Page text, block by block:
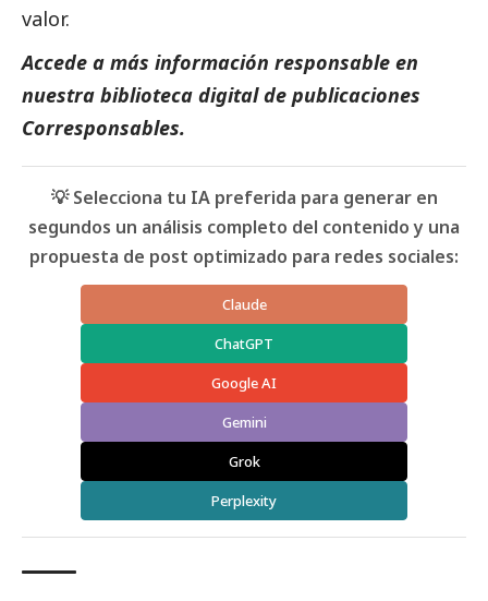
valor.
Accede a más información responsable en
nuestra biblioteca digital de publicaciones
Corresponsables.
💡 Selecciona tu IA preferida para generar en
segundos un análisis completo del contenido y una
propuesta de post optimizado para redes sociales:
Claude
ChatGPT
Google AI
Gemini
Grok
Perplexity